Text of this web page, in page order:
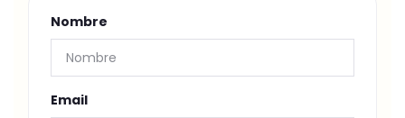
Nombre
Email